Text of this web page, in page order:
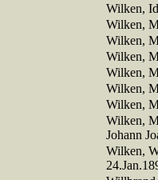
Wilken,
Wilken,
Wilken,
Wilken,
Wilken,
Wilken,
Wilken,
Wilken,
Johann
Wilken,